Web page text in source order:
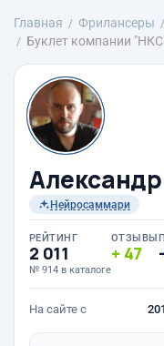
Главная Фрилансеры
Буклет компании
Нейросаммари
РЕЙТИНГ
2 011
№ 914 в каталоге
ОТЗЫВЫ
47 -
На сайте с